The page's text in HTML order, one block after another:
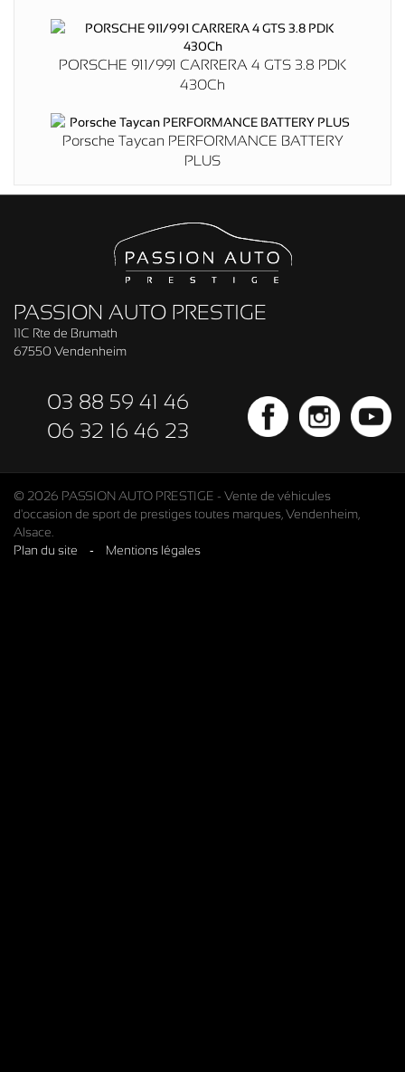
PORSCHE 911/991 CARRERA 4 GTS 3.8 PDK
430Ch
Porsche Taycan PERFORMANCE BATTERY
PLUS
PASSION AUTO PRESTIGE
11C Rte de Brumath
67550 Vendenheim
03 88 59 41 46
06 32 16 46 23
© 2026 PASSION AUTO PRESTIGE - Vente de véhicules
d'occasion de sport de prestiges toutes marques, Vendenheim,
Alsace.
Plan du site
- Mentions légales